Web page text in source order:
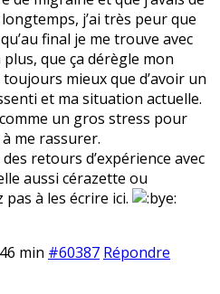
j’ai très peur que
final je me trouve avec
que ça dérègle mon
toujours mieux que d’avoir un
et ma situation actuelle.
un gros stress pour
me rassurer.
retours d’expérience avec
aussi cérazette ou
à les écrire ici.
min #60387 Répondre